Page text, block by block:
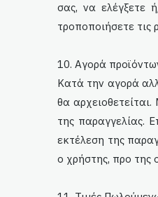
σας, να ελέγξετε
τροποποιήσετε τις
10. Αγορά
Κατά την αγορά
θα
της παραγγελίας.
εκτέλεση της
ο χρήστης, προ της